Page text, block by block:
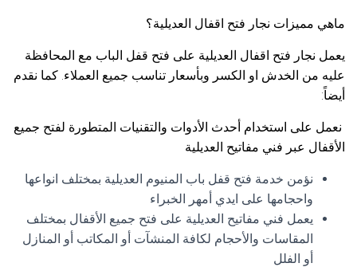
ماهي مميزات نجار فتح اقفال العديلية؟
يعمل نجار فتح اقفال العديلية على فتح قفل الباب مع المحافظة
عليه من الخدش او الكسر وبأسعار تناسب جميع العملاء. كما نقدم
أيضاً:
نعمل على استخدام أحدث الأدوات والتقنيات المتطورة لفتح جميع
الأقفال عبر فني مفاتيح العديلية
نؤمن خدمة فتح قفل باب المنيوم العديلية بمختلف انواعها
واحجامها على ايدي أمهر الخبراء
يعمل فني مفاتيح العديلية على فتح جميع الأقفال بمختلف
المقاسات والأحجام لكافة المنشآت أو المكاتب أو المنازل
أو الفلل